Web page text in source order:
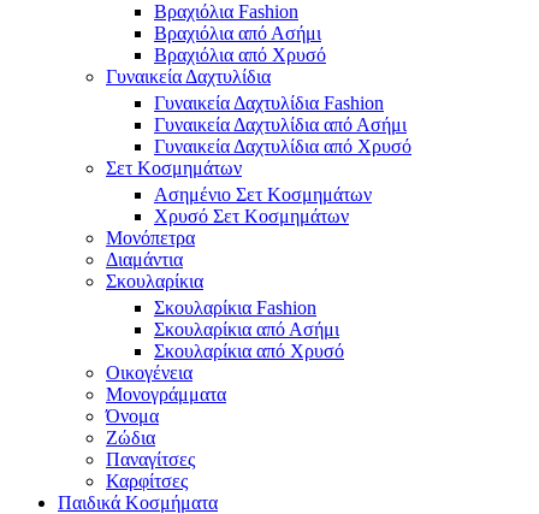
Βραχιόλια Fashion
Βραχιόλια από Ασήμι
Βραχιόλια από Χρυσό
Γυναικεία Δαχτυλίδια
Γυναικεία Δαχτυλίδια Fashion
Γυναικεία Δαχτυλίδια από Ασήμι
Γυναικεία Δαχτυλίδια από Χρυσό
Σετ Κοσμημάτων
Ασημένιο Σετ Κοσμημάτων
Χρυσό Σετ Κοσμημάτων
Μονόπετρα
Διαμάντια
Σκουλαρίκια
Σκουλαρίκια Fashion
Σκουλαρίκια από Ασήμι
Σκουλαρίκια από Χρυσό
Οικογένεια
Μονογράμματα
Όνομα
Ζώδια
Παναγίτσες
Καρφίτσες
Παιδικά Κοσμήματα